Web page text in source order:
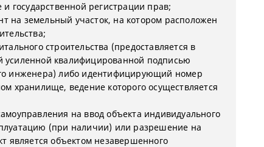
государственной регистрации прав;
на земельный участок, на котором расположен
строительства (предоставляется в
усиленной квалифицированной подписью
инженера) либо идентифицирующий номер
хранилище, ведение которого осуществляется
на ввод объекта индивидуального
(при наличии) или разрешение на
является объектом незавершенного